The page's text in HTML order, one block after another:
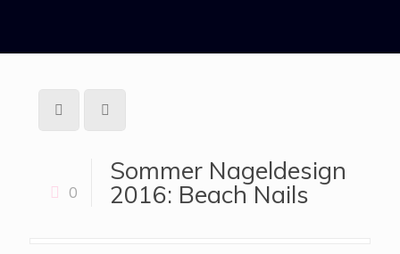
0
Sommer Nageldesign
2016: Beach Nails